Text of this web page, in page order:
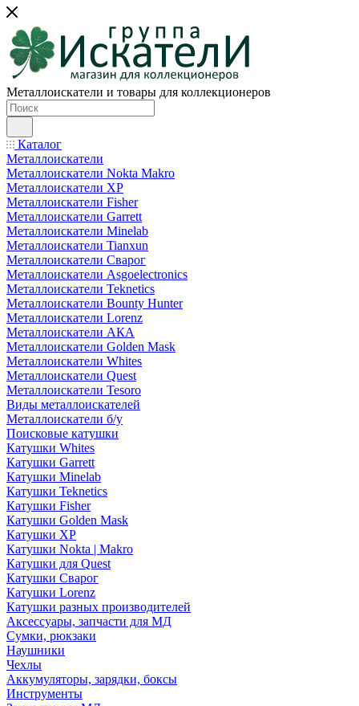
Металлоискатели и товары для коллекционеров
Каталог
Металлоискатели
Металлоискатели Nokta Makro
Металлоискатели XP
Металлоискатели Fisher
Металлоискатели Garrett
Металлоискатели Minelab
Металлоискатели Tianxun
Металлоискатели Сварог
Металлоискатели Asgoelectronics
Металлоискатели Teknetics
Металлоискатели Bounty Hunter
Металлоискатели Lorenz
Металлоискатели АКА
Металлоискатели Golden Mask
Металлоискатели Whites
Металлоискатели Quest
Металлоискатели Tesoro
Виды металлоискателей
Металлоискатели б/у
Поисковые катушки
Катушки Whites
Катушки Garrett
Катушки Minelab
Катушки Teknetics
Катушки Fisher
Катушки Golden Mask
Катушки XP
Катушки Nokta | Makro
Катушки для Quest
Катушки Сварог
Катушки Lorenz
Катушки разных производителей
Аксессуары, запчасти для МД
Сумки, рюкзаки
Наушники
Чехлы
Аккумуляторы, зарядки, боксы
Инструменты